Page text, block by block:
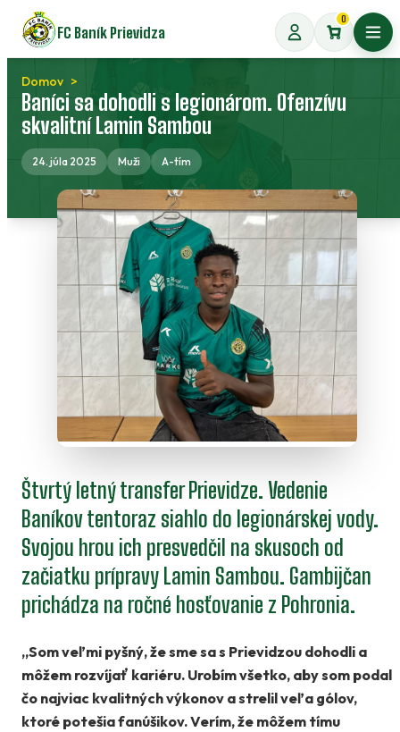
Preskočiť
na
obsah
FC Baník Prievidza
0
Domov
Baníci sa dohodli s legionárom. Ofenzívu
skvalitní Lamin Sambou
24. júla 2025 Muži A-tím
Štvrtý letný transfer Prievidze. Vedenie
Baníkov tentoraz siahlo do legionárskej vody.
Svojou hrou ich presvedčil na skusoch od
začiatku prípravy Lamin Sambou. Gambijčan
prichádza na ročné hosťovanie z Pohronia.
„Som veľmi pyšný, že sme sa s Prievidzou dohodli a
môžem rozvíjať kariéru. Urobím všetko, aby som podal
čo najviac kvalitných výkonov a strelil veľa gólov,
ktoré potešia fanúšikov. Verím, že môžem tímu